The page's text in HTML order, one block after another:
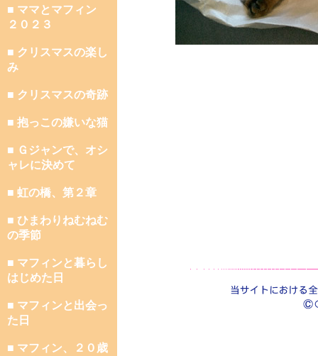
■ ママとマフィン
２０２３
■ クリスマスの楽し
み
■ クリスマスの奇跡
■ 抱っこの嫌いな猫
■ Ｇジャンで、オシ
ャレに決めて
■ 虹の橋、第２章
■ ひまわりねむねむ
の季節
■ マフィンと暮らし
はじめた日
■ マフィンと出会っ
た日
■ マフィン、２０歳